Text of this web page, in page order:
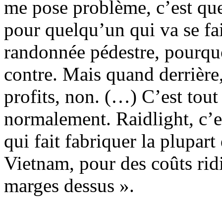
me pose problème, c’est
pour quelqu’un qui va se
randonnée pédestre,
contre. Mais quand
profits, non. (…) C’est tout
normalement. Raidlight,
qui fait fabriquer la plupart
Vietnam, pour des coûts
marges dessus ».